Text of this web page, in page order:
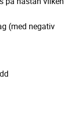
(med negativ